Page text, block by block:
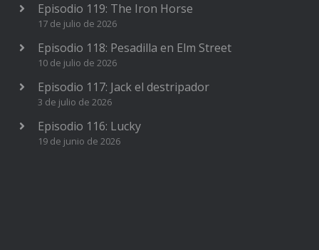
Episodio 119: The Iron Horse
17 de julio de 2026
Episodio 118: Pesadilla en Elm Street
10 de julio de 2026
Episodio 117: Jack el destripador
3 de julio de 2026
Episodio 116: Lucky
19 de junio de 2026